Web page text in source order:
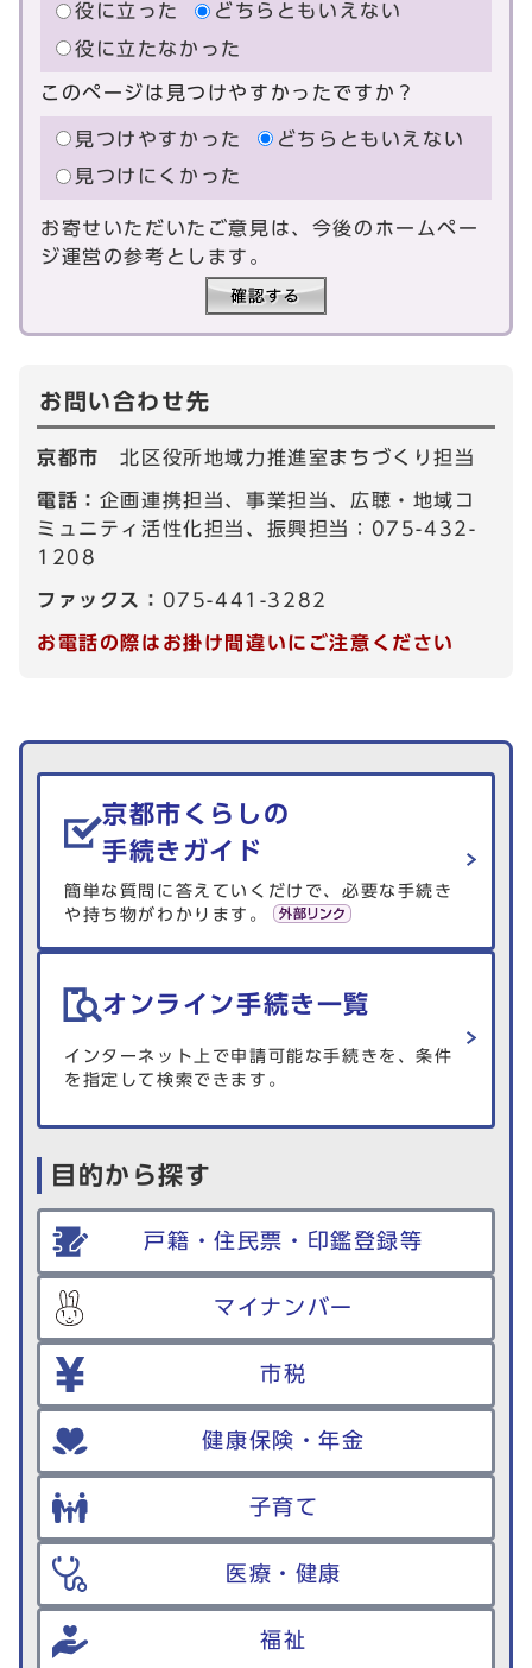
役に立った
どちらともいえない
役に立たなかった
このページは見つけやすかったですか？
見つけやすかった
どちらともいえない
見つけにくかった
お寄せいただいたご意見は、今後のホームペー
ジ運営の参考とします。
お問い合わせ先
京都市北区役所地域力推進室まちづくり担当
電話： 企画連携担当、事業担当、広聴・地域コ
ミュニティ活性化担当、振興担当：075-432-
1208
ファックス： 075-441-3282
お電話の際はお掛け間違いにご注意ください
生活情報を探す
京都市くらしの
手続きガイド
簡単な質問に答えていくだけで、必要な手続き
や持ち物がわかります。
オンライン手続き一覧
インターネット上で申請可能な手続きを、条件
を指定して検索できます。
目的から探す
戸籍・住民票・印鑑登録等
マイナンバー
市税
健康保険・年金
子育て
医療・健康
福祉